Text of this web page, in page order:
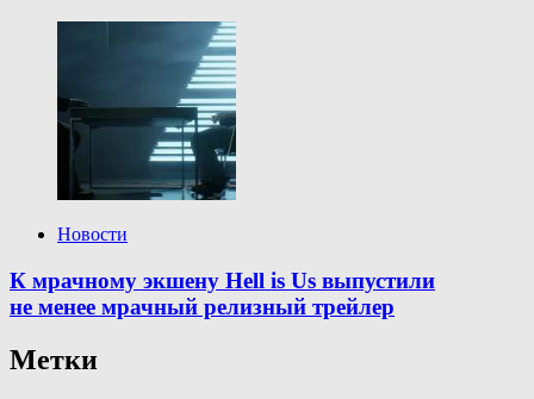
Новости
К мрачному экшену Hell is Us выпустили
не менее мрачный релизный трейлер
Метки